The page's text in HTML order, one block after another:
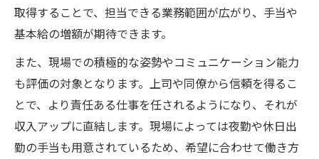
取得することで、担当できる業務範囲が広がり、手当や
基本給の増額が期待できます。
また、現場での積極的な姿勢やコミュニケーション能力
も評価の対象となります。上司や同僚から信頼を得るこ
とで、より責任ある仕事を任されるようになり、それが
収入アップに直結します。現場によっては夜勤や休日出
勤の手当も用意されているため、希望に合わせて働き方